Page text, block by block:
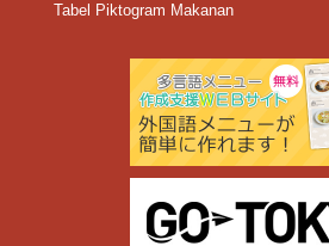
Tabel Piktogram Makanan